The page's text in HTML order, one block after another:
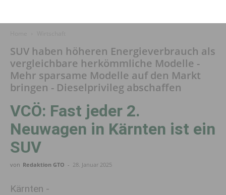
SUV haben höheren Energieverbrauch als
vergleichbare herkömmliche Modelle -
Mehr sparsame Modelle auf den Markt
bringen - Dieselprivileg abschaffen
VCÖ: Fast jeder 2.
Neuwagen in Kärnten ist ein
SUV
von Redaktion GTO - 28. Januar 2025
Kärnten -